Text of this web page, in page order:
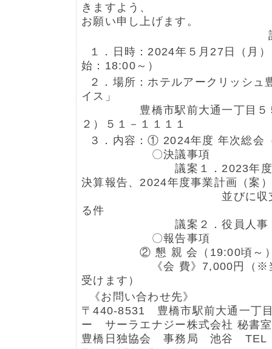
きますよう、
お願い申し上げます。
１．日時：2024年５月27日（月
始：18:00～）
２．場所：ホテルアークリッシ
イス」
豊橋市駅前大通一丁目５
２）５１－１１１１
３．内容：① 2024年度 年次総会
〇決議事項
議案１．2023年度事業
決算報告、2024年度事業計画（案
並びに収支予算（
る件
議案２．役員人事（案
〇報告事項
② 懇 親 会（19:00頃～
《会 費》7,000円（※当日
受けます）
《お問い合わせ先》
〒440-8531 豊橋市駅前大通一丁
ー サーラエナジー株式会社 秘書
豊橋日独協会 事務局 池谷